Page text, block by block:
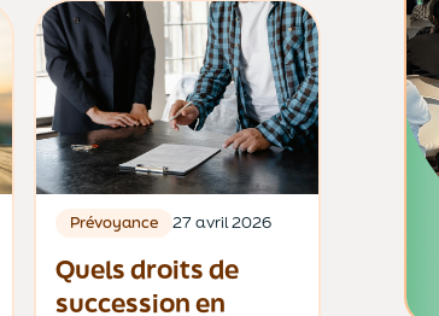
Prévoyance 27 avril 2026
Quels droits de
succession en